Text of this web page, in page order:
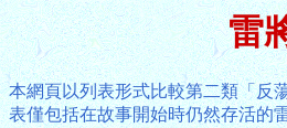
雷
本網頁以列表形式比較第二類「反
表僅包括在故事開始時仍然存活的